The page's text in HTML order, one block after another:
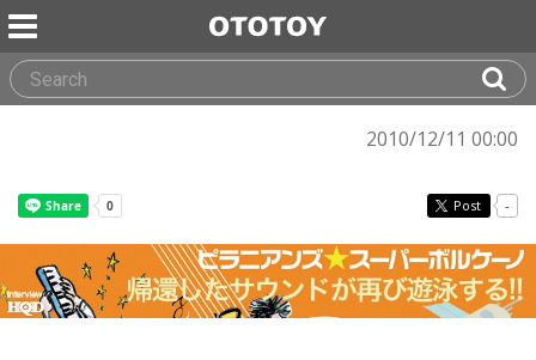
2010/12/11 00:00
Post -